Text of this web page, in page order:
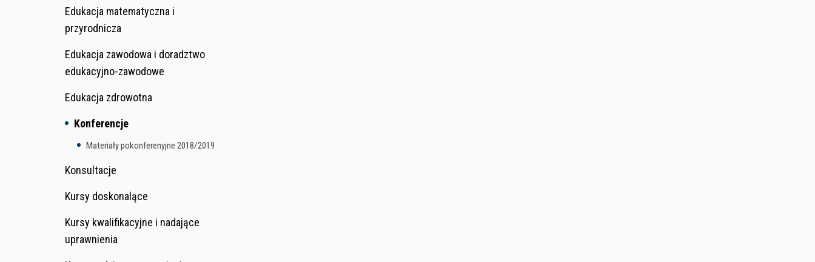
Edukacja matematyczna i
przyrodnicza
Edukacja zawodowa i doradztwo
edukacyjno-zawodowe
Edukacja zdrowotna
Konferencje
Materiały pokonferenyjne 2018/2019
Konsultacje
Kursy doskonalące
Kursy kwalifikacyjne i nadające
uprawnienia